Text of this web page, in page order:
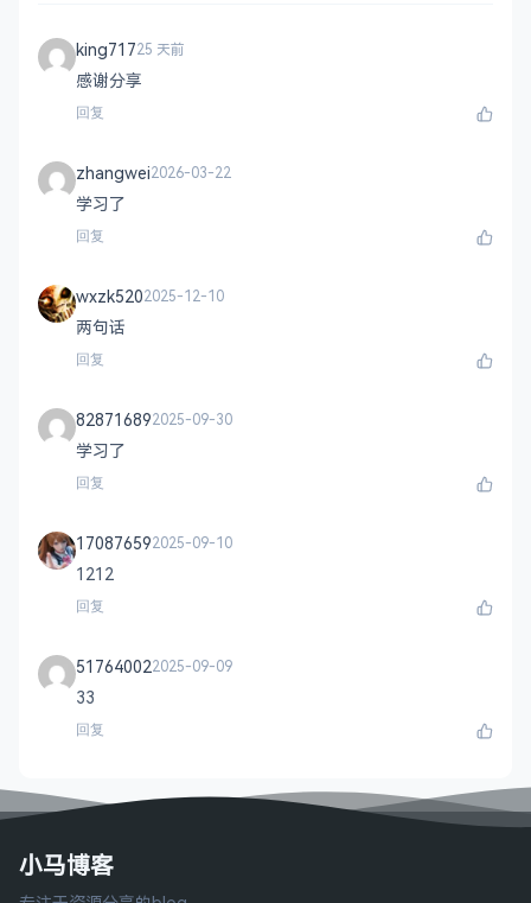
king71725 天前
感谢分享
回复
zhangwei2026-03-22
学习了
回复
wxzk5202025-12-10
两句话
回复
828716892025-09-30
学习了
回复
170876592025-09-10
1212
回复
517640022025-09-09
33
回复
小马博客